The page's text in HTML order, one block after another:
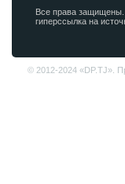
Все права защищены.
гиперссылка на
© 2012-2024 «DP.TJ».